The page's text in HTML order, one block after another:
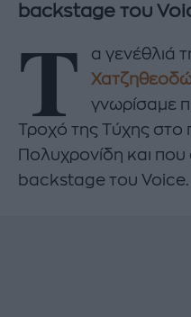
backstage του
Τ α γενέθλιά
γνωρίσαμε
Τροχό της Τύχης στο
Πολυχρονίδη και
backstage του Voice.